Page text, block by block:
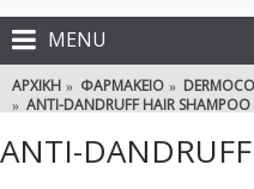
MENU
ΑΡΧΙΚΉ ΦΑΡΜΑΚΕΊΟ
ANTI-DANDRUFF HAIR SHAMPOO